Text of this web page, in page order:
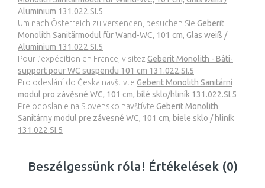
Aluminium 131.022.SI.5
Um nach Österreich zu versenden, besuchen Sie Geberit
Monolith Sanitärmodul für Wand-WC, 101 cm, Glas weiß /
Aluminium 131.022.SI.5
Pour l’expédition en France, visitez Geberit Monolith - Bâti-
support pour WC suspendu 101 cm 131.022.SI.5
Pro odeslání do Česka navštivte Geberit Monolith Sanitární
modul pro závěsné WC, 101 cm, bílé sklo/hliník 131.022.SI.5
Pre odoslanie na Slovensko navštívte Geberit Monolith
Sanitárny modul pre závesné WC, 101 cm, biele sklo / hliník
131.022.SI.5
Beszélgessünk róla! Értékelések (0)